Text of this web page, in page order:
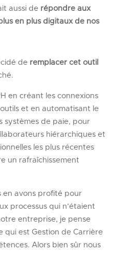
aussi de répondre aux
en plus digitaux de nos
de remplacer cet outil
en créant les connexions
et en automatisant le
systèmes de paie, pour
hiérarchiques et
les plus récentes
un rafraîchissement
en avons profité pour
processus qui n’étaient
entreprise, je pense
qui est Gestion de Carrière
Alors bien sûr nous